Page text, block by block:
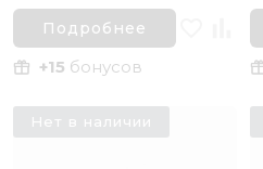
роскошь
Подробнее
+15 бонусов
Нет в наличии